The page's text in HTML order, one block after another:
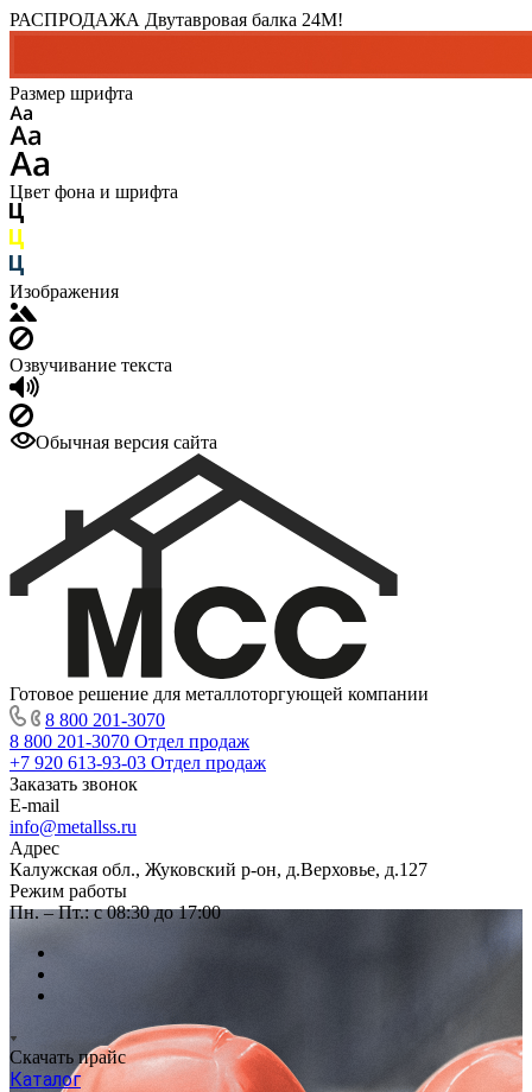
РАСПРОДАЖА Двутавровая балка 24M!
Размер шрифта
Цвет фона и шрифта
Изображения
Озвучивание текста
Обычная версия сайта
Готовое решение для металлоторгующей компании
8 800 201-3070
8 800 201-3070 Отдел продаж
+7 920 613-93-03 Отдел продаж
Заказать звонок
E-mail
info@metallss.ru
Адрес
Калужская обл., Жуковский р-он, д.Верховье, д.127
Режим работы
Пн. – Пт.: с 08:30 до 17:00
Скачать прайс
Каталог